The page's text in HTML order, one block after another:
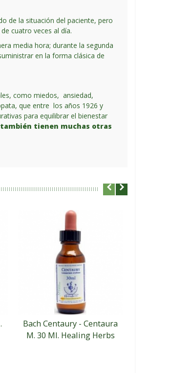
de la situación del paciente, pero
cuatro veces al día.
media hora; durante la segunda
en la forma clásica de
como miedos, ansiedad,
que entre los años 1926 y
para equilibrar el bienestar
tienen muchas otras
Bach Centaury - Centaura
M. 30 Ml. Healing Herbs